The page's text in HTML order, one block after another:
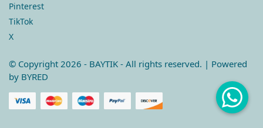
Pinterest
TikTok
X
© Copyright 2026 - BAYTIK - All rights reserved. | Powered
by BYRED